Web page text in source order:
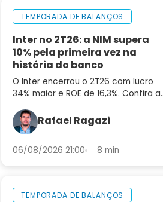
TEMPORADA DE BALANÇOS
Inter no 2T26: a NIM supera
10% pela primeira vez na
história do banco
O Inter encerrou o 2T26 com lucro
34% maior e ROE de 16,3%. Confira a
para INBR32Rafael Ragazi
06/08/2026 21:00 8 min
TEMPORADA DE BALANÇOS